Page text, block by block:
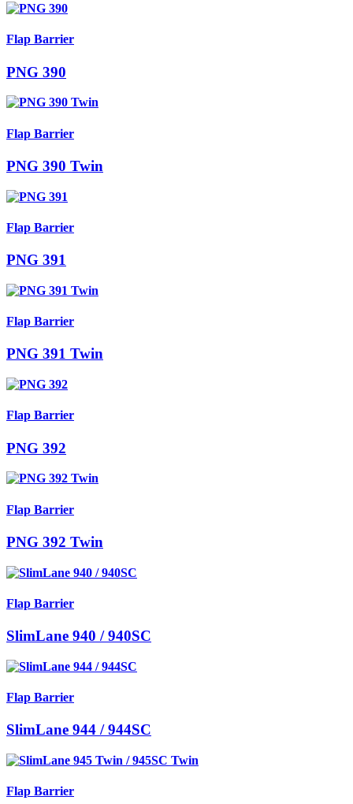
Flap Barrier
PNG 390
Flap Barrier
PNG 390 Twin
Flap Barrier
PNG 391
Flap Barrier
PNG 391 Twin
Flap Barrier
PNG 392
Flap Barrier
PNG 392 Twin
Flap Barrier
SlimLane 940 / 940SC
Flap Barrier
SlimLane 944 / 944SC
Flap Barrier